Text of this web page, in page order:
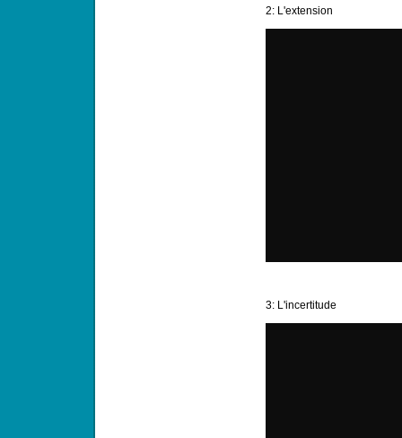
2: L'extension
3: L'incertitude